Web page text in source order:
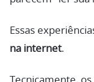
Essas
na internet.
Tecnicamente,